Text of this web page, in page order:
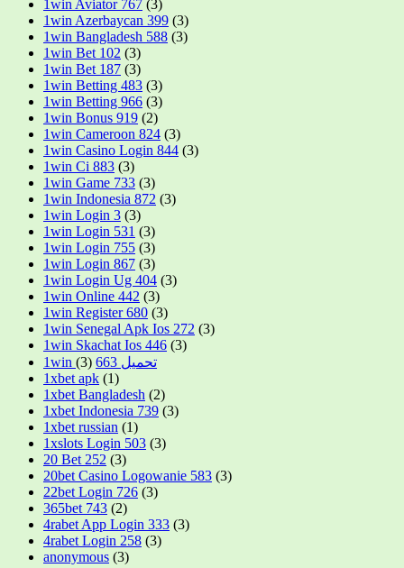
1win Aviator 767 (3)
1win Azerbaycan 399 (3)
1win Bangladesh 588 (3)
1win Bet 102 (3)
1win Bet 187 (3)
1win Betting 483 (3)
1win Betting 966 (3)
1win Bonus 919 (2)
1win Cameroon 824 (3)
1win Casino Login 844 (3)
1win Ci 883 (3)
1win Game 733 (3)
1win Indonesia 872 (3)
1win Login 3 (3)
1win Login 531 (3)
1win Login 755 (3)
1win Login 867 (3)
1win Login Ug 404 (3)
1win Online 442 (3)
1win Register 680 (3)
1win Senegal Apk Ios 272 (3)
1win Skachat Ios 446 (3)
1win تحميل 663
(3)
1xbet apk (1)
1xbet Bangladesh (2)
1xbet Indonesia 739 (3)
1xbet russian (1)
1xslots Login 503 (3)
20 Bet 252 (3)
20bet Casino Logowanie 583 (3)
22bet Login 726 (3)
365bet 743 (2)
4rabet App Login 333 (3)
4rabet Login 258 (3)
anonymous (3)